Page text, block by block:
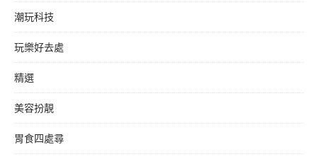
潮玩科技
玩樂好去處
精選
美容扮靚
胃食四處尋